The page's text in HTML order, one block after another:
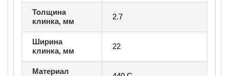
Толщина
клинка, мм
2.7
Ширина
клинка, мм
22
Материал